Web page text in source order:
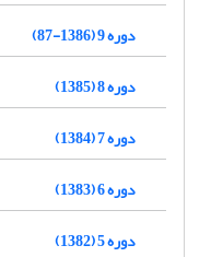
دوره 9 (1386-87)
دوره 8 (1385)
دوره 7 (1384)
دوره 6 (1383)
دوره 5 (1382)